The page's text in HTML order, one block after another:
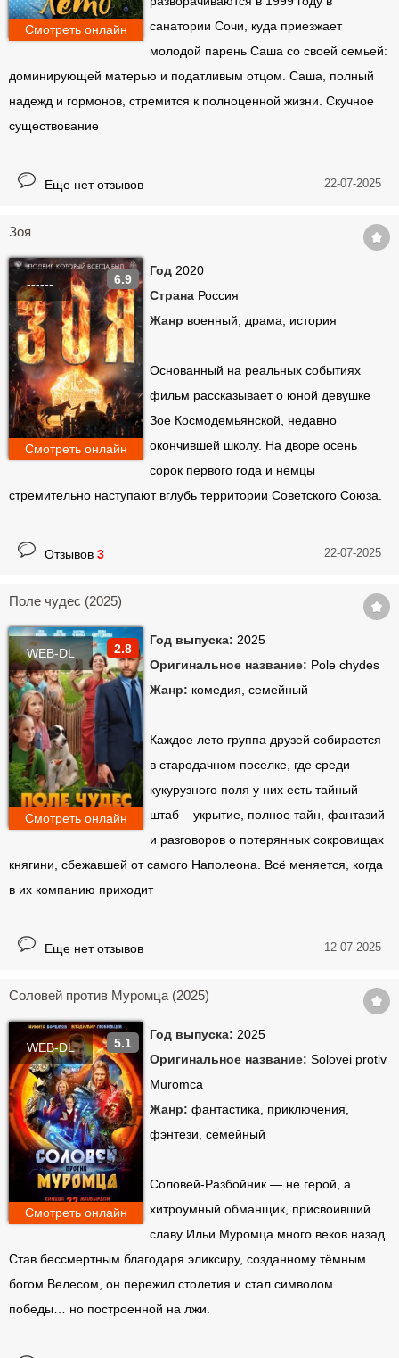
санатории Сочи, куда приезжает
молодой парень Саша со своей семьей:
доминирующей матерью и податливым отцом. Саша, полный
надежд и гормонов, стремится к полноценной жизни. Скучное
существование
Смотреть онлайн
Еще нет отзывов 22-07-2025
Зоя
6.9
------
Год 2020
Страна Россия
Жанр военный, драма, история
Основанный на реальных событиях
фильм рассказывает о юной девушке
Зое Космодемьянской, недавно
окончившей школу. На дворе осень
сорок первого года и немцы
стремительно наступают вглубь территории Советского Союза.
Смотреть онлайн
Отзывов 3 22-07-2025
Поле чудес (2025)
2.8
WEB-DL
Год выпуска: 2025
Оригинальное название: Pole chydes
Жанр: комедия, семейный
Каждое лето группа друзей собирается
в стародачном поселке, где среди
кукурузного поля у них есть тайный
штаб – укрытие, полное тайн, фантазий
и разговоров о потерянных сокровищах
княгини, сбежавшей от самого Наполеона. Всё меняется, когда
в их компанию приходит
Смотреть онлайн
Еще нет отзывов 12-07-2025
Соловей против Муромца (2025)
5.1
WEB-DL
Год выпуска: 2025
Оригинальное название: Solovei protiv
Muromca
Жанр: фантастика, приключения,
фэнтези, семейный
Соловей-Разбойник — не герой, а
хитроумный обманщик, присвоивший
славу Ильи Муромца много веков назад.
Став бессмертным благодаря эликсиру, созданному тёмным
богом Велесом, он пережил столетия и стал символом
победы… но построенной на лжи.
Смотреть онлайн